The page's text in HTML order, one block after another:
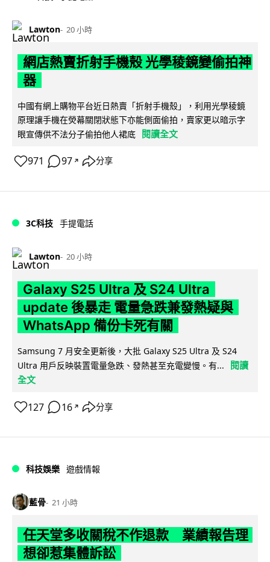
Lawton 20 小時
網店熱賣折射手機殼 光學稜鏡變偷拍神
器
中國有網上購物平台近日熱賣「折射手機殼」，利用光學稜鏡
原理讓手機在熒幕關閉狀態下亦能側面偷拍，賣家更以暗示字
眼宣傳供不法分子偷拍他人裙底
閱讀全文
971 97 ↗ 分享
3C科技 手提電話
Lawton 20 小時
Galaxy S25 Ultra 及 S24 Ultra
update 後暴走 電量急跌兼發熱疑與
WhatsApp 備份卡死有關
Samsung 7 月安全更新後，大批 Galaxy S25 Ultra 及 S24
Ultra 用戶反映裝置電量急跌、發熱甚至充電變慢。有...
閱讀
全文
127 16 ↗ 分享
科技娛樂 遊戲情報
藍骨 21 小時
任天堂多收關稅不作退款 業績報告理
想卻惹集體訴訟